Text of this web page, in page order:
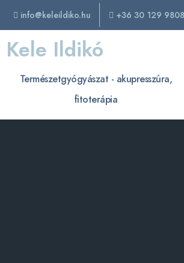
info@keleildiko.hu +36 30 129 9808
Kele Ildikó
Természetgyógyászat - akupresszúra,
fitoterápia